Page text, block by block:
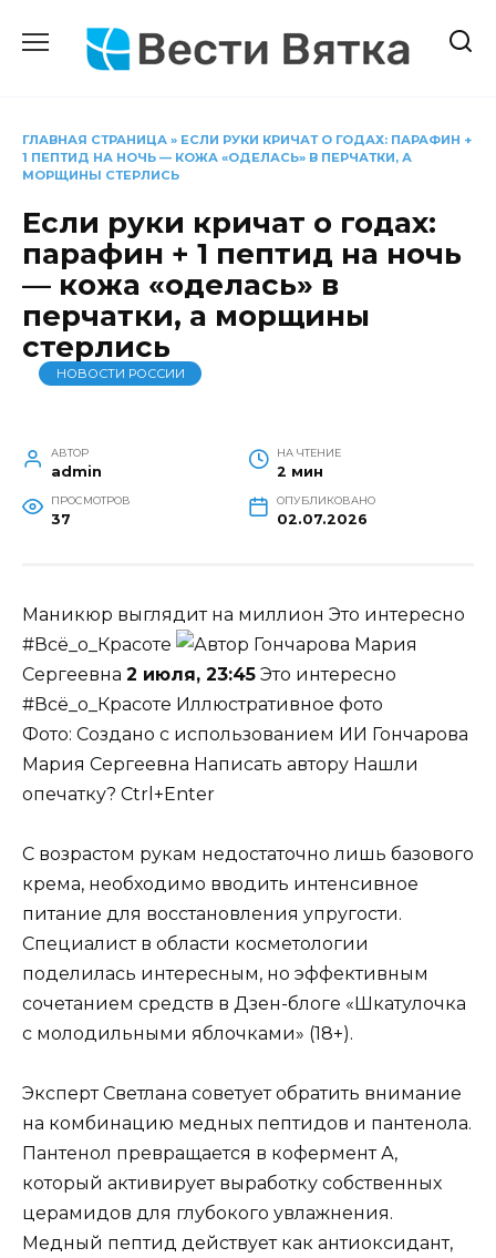
содержанию
ГЛАВНАЯ СТРАНИЦА » ЕСЛИ РУКИ КРИЧАТ О ГОДАХ: ПАРАФИН +
1 ПЕПТИД НА НОЧЬ — КОЖА «ОДЕЛАСЬ» В ПЕРЧАТКИ, А
МОРЩИНЫ СТЕРЛИСЬ
Если руки кричат о годах:
парафин + 1 пептид на ночь
— кожа «оделась» в
перчатки, а морщины
стерлись
НОВОСТИ РОССИИ
АВТОР
admin
НА ЧТЕНИЕ
2 мин
ПРОСМОТРОВ
37
ОПУБЛИКОВАНО
02.07.2026
Маникюр выглядит на миллион Это интересно
#Всё_о_Красоте
Гончарова Мария
Сергеевна 2 июля, 23:45 Это интересно
#Всё_о_Красоте Иллюстративное фото
Фото: Создано с использованием ИИ Гончарова
Мария Сергеевна Написать автору Нашли
опечатку? Ctrl+Enter
С возрастом рукам недостаточно лишь базового
крема, необходимо вводить интенсивное
питание для восстановления упругости.
Специалист в области косметологии
поделилась интересным, но эффективным
сочетанием средств в Дзен-блоге «Шкатулочка
с молодильными яблочками» (18+).
Эксперт Светлана советует обратить внимание
на комбинацию медных пептидов и пантенола.
Пантенол превращается в кофермент А,
который активирует выработку собственных
церамидов для глубокого увлажнения.
Медный пептид действует как антиоксидант,